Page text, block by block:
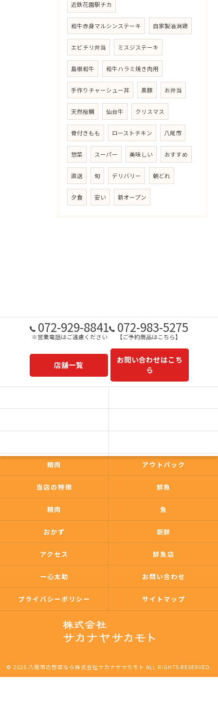
近鉄花園駅チカ
和牛赤身マルシンステーキ 自家製油淋鶏
エビチリ弁当 ミスジステーキ
島根和牛 和牛ハラミ焼き肉用
手作りチャーシュー丼 黒豚 お弁当
天然桜鯛 仙台牛 クリスマス
骨付きもも ローストチキン 八尾市
惣菜 スーパー 美味しい おすすめ
直送 旬 デリバリー 朝どれ
夕食 安い 新オープン
072-929-8841
※営業電話はご遠慮ください
072-983-5275
【ご予約商品はこちら】
店舗一覧
お問い合わせはこち
ら
精肉 アウトパック
当店の特徴 鮮魚
精肉 魚
おかず 新鮮
アクセス 鮮魚店
一心太助 お問い合わせ
プライバシーポリシー サイトマップ
© 2026 八尾市の惣菜なら株式会社サカナヤサカモト ALL RIGHTS RESERVED.